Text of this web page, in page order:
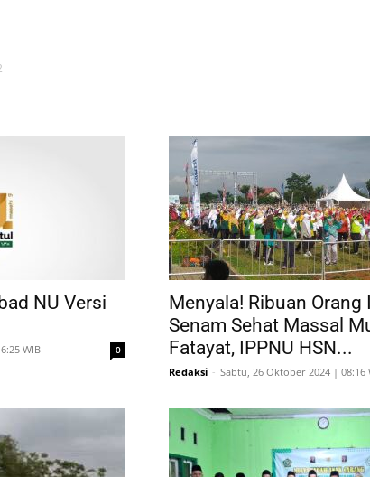
NU Versi
WIB 0
Menyala! Ribuan Orang
Senam Sehat Massal
Fatayat, IPPNU HSN...
Redaksi - Sabtu, 26 Oktober 2024 | 08:16